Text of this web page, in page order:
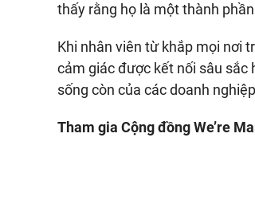
thấy rằng họ là một thành
Khi nhân viên từ khắp mọi nơi
cảm giác được kết nối sâu sắc
sống còn của các doanh
Tham gia Cộng đồng We’re